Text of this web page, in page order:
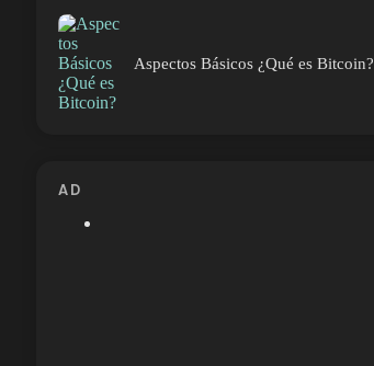
Aspectos Básicos ¿Qué es Bitcoin?
AD